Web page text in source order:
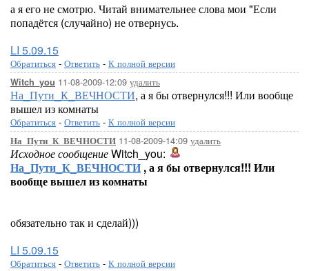
а я его не смотрю. Читай внимательнее слова мои "Если
попадётся (случайно) не отвернусь.
LI 5.09.15
Обратиться - Ответить - К полной версии
Witch_you 11-08-2009-12:09 удалить
На_Пути_К_ВЕЧНОСТИ, а я бы отвернулся!!! Или вообще
вышел из комнаты
Обратиться - Ответить - К полной версии
На_Пути_К_ВЕЧНОСТИ 11-08-2009-14:09 удалить
Исходное сообщениеWitch_you:
На_Пути_К_ВЕЧНОСТИ , а я бы отвернулся!!! Или
вообще вышел из комнаты
обязательно так и сделай)))
LI 5.09.15
Обратиться - Ответить - К полной версии